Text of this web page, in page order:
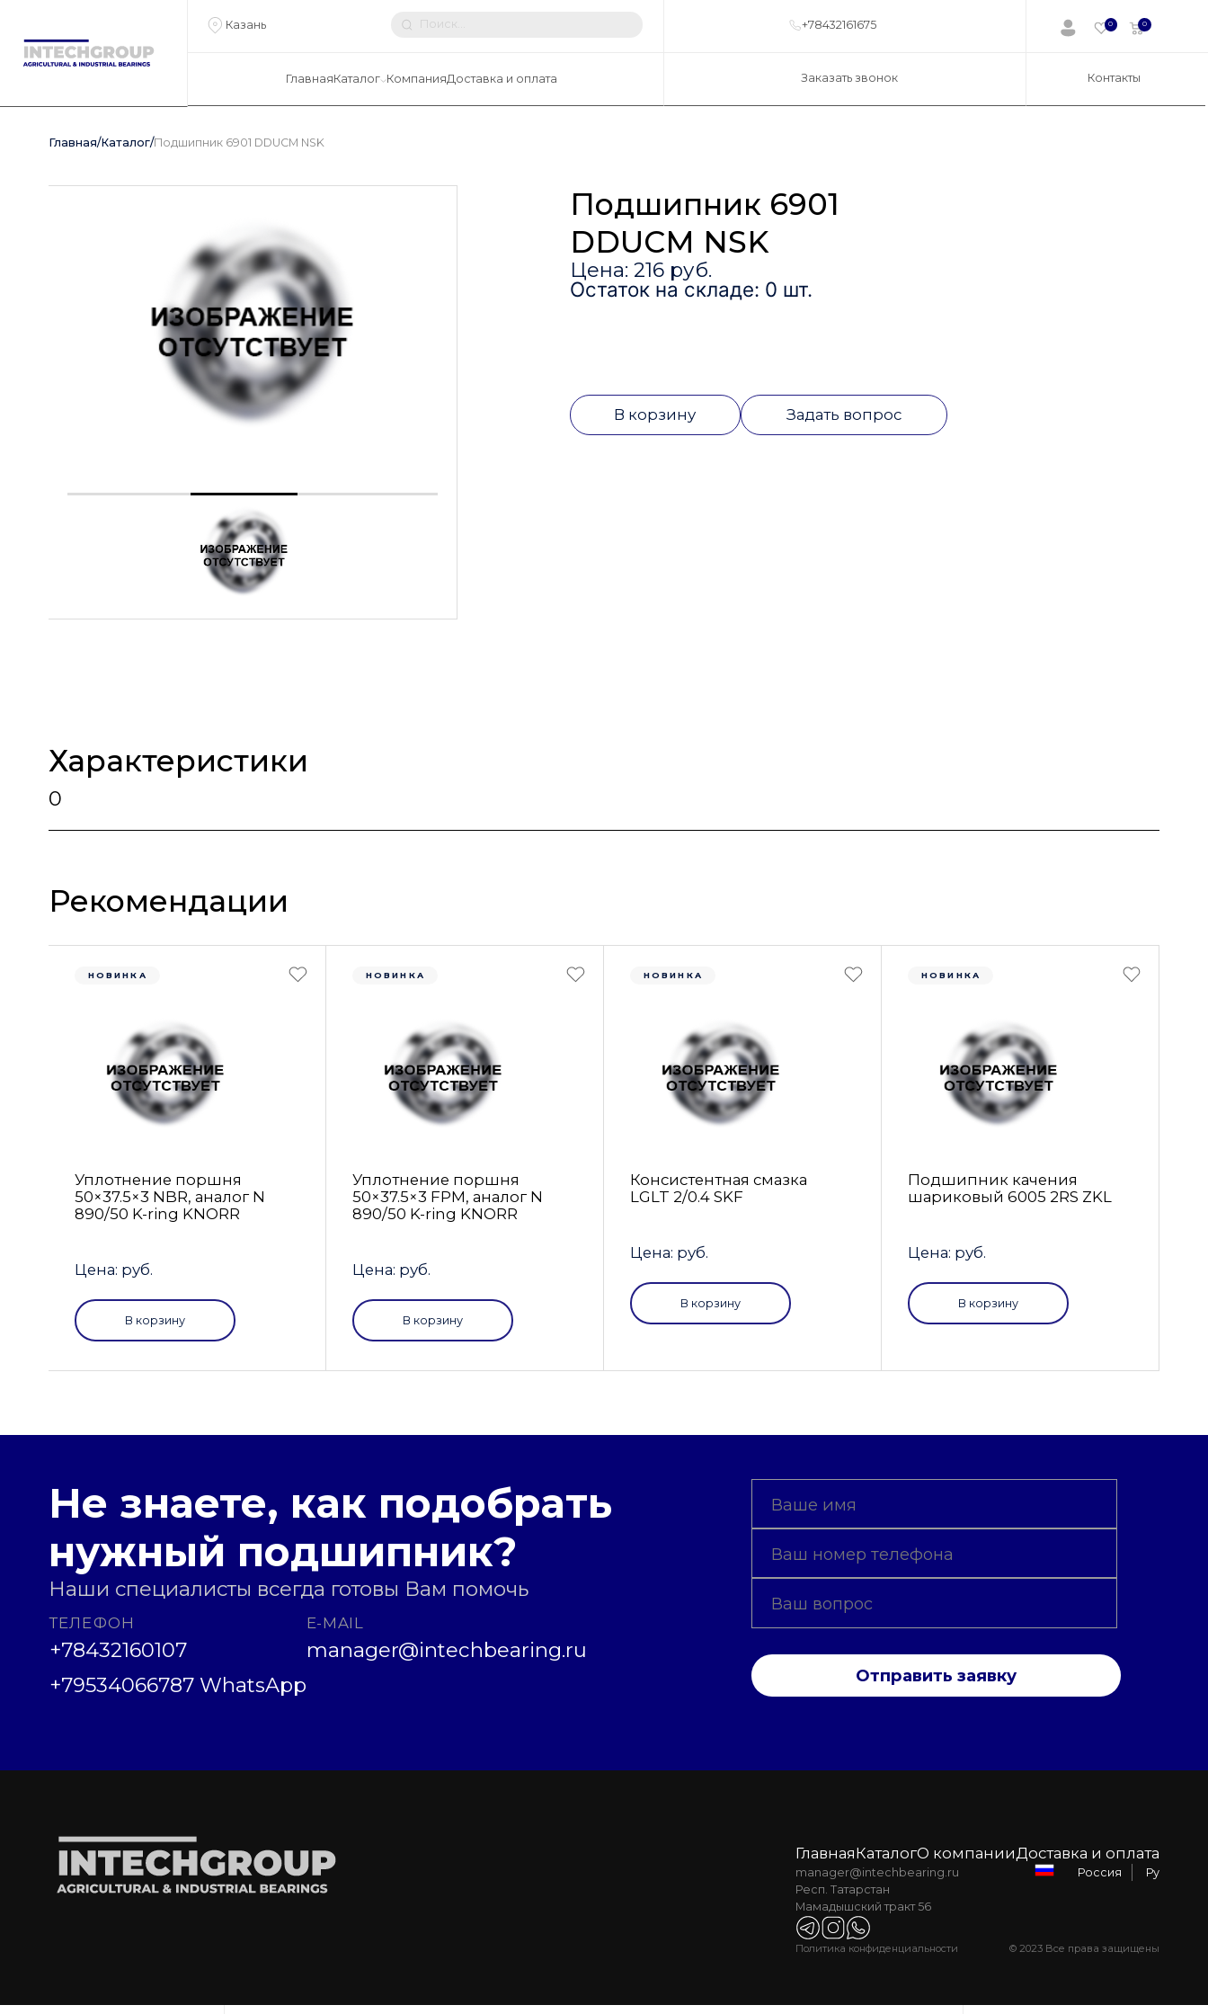
Казань +78432161675 0 0
ГлавнаяКаталог КомпанияДоставка и оплата Заказать звонок Контакты
Главная/Каталог/Подшипник 6901 DDUCM NSK
Подшипник 6901
DDUCM NSK
Цена: 216 руб.
Остаток на складе: 0 шт.
В корзину Задать вопрос
Характеристики
0
Рекомендации
НОВИНКА
Уплотнение поршня
50×37.5×3 NBR, аналог N
890/50 K-ring KNORR
Цена: руб.
В корзину
НОВИНКА
Уплотнение поршня
50×37.5×3 FРM, аналог N
890/50 K-ring KNORR
Цена: руб.
В корзину
НОВИНКА
Консистентная смазка
LGLT 2/0.4 SKF
Цена: руб.
В корзину
НОВИНКА
Подшипник качения
шариковый 6005 2RS ZKL
Цена: руб.
В корзину
Не знаете, как подобрать
нужный подшипник?
Наши специалисты всегда готовы Вам помочь
ТЕЛЕФОН
+78432160107
+79534066787 WhatsApp
E-MAIL
manager@intechbearing.ru
Отправить заявку
ГлавнаяКаталогО компанииДоставка и оплата
manager@intechbearing.ru
Респ. Татарстан
Мамадышский тракт 56
Россия Ру
Политика конфиденциальности © 2023 Все права защищены